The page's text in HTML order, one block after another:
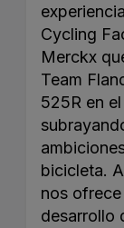
Cycling
Merckx
Team
525R en
bicicleta.
nos
desarrollo